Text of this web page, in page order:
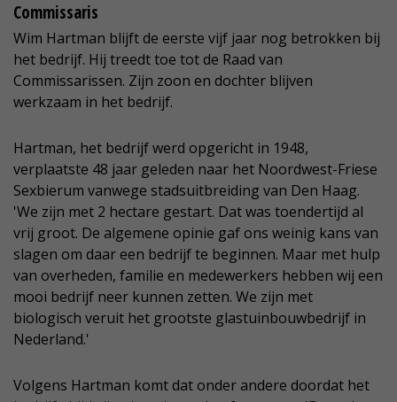
Commissaris
Wim Hartman blijft de eerste vijf jaar nog betrokken bij
het bedrijf. Hij treedt toe tot de Raad van
Commissarissen. Zijn zoon en dochter blijven
werkzaam in het bedrijf.
Hartman, het bedrijf werd opgericht in 1948,
verplaatste 48 jaar geleden naar het Noordwest-Friese
Sexbierum vanwege stadsuitbreiding van Den Haag.
'We zijn met 2 hectare gestart. Dat was toendertijd al
vrij groot. De algemene opinie gaf ons weinig kans van
slagen om daar een bedrijf te beginnen. Maar met hulp
van overheden, familie en medewerkers hebben wij een
mooi bedrijf neer kunnen zetten. We zijn met
biologisch veruit het grootste glastuinbouwbedrijf in
Nederland.'
Volgens Hartman komt dat onder andere doordat het